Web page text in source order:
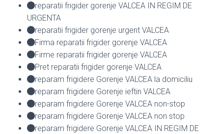
reparatii frigider gorenje VALCEA IN REGIM DE
URGENTA
reparatii frigider gorenje urgent VALCEA
Firma reparatii frigider gorenje VALCEA
Firme reparatii frigider gorenje VALCEA
Pret reparatii frigider gorenje VALCEA
reparam frigidere Gorenje VALCEA la domiciliu
reparam frigidere Gorenje ieftin VALCEA
reparam frigidere Gorenje VALCEA non-stop
reparam frigidere Gorenje VALCEA non stop
reparam frigidere Gorenje VALCEA IN REGIM DE